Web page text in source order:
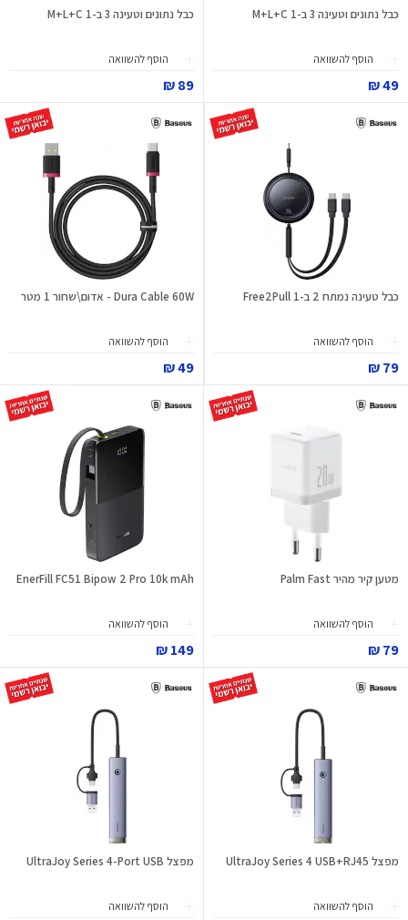
כבל נתונים וטעינה 3 ב-1 M+L+C
הוסף להשוואה
49 ₪
כבל נתונים וטעינה 3 ב-1 M+L+C
הוסף להשוואה
89 ₪
כבל טעינה נמתח 2 ב-1 Free2Pull
הוסף להשוואה
79 ₪
Dura Cable 60W - אדום\שחור 1 מטר
הוסף להשוואה
49 ₪
מטען קיר מהיר Palm Fast
הוסף להשוואה
79 ₪
EnerFill FC51 Bipow 2 Pro 10k mAh
הוסף להשוואה
149 ₪
מפצל UltraJoy Series 4 USB+RJ45
הוסף להשוואה
מפצל UltraJoy Series 4-Port USB
הוסף להשוואה